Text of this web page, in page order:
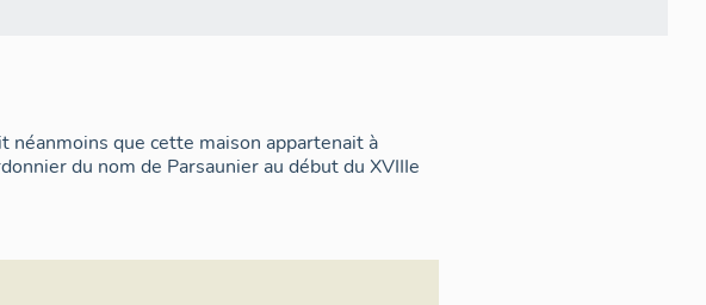
néanmoins que cette maison appartenait à
du nom de Parsaunier au début du XVIIIe